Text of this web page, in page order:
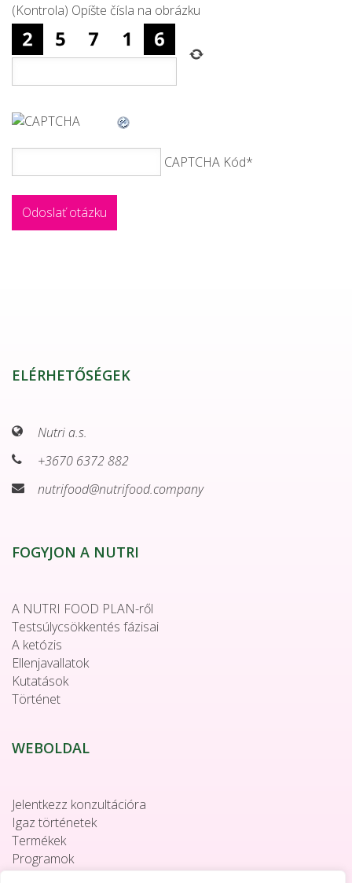
(Kontrola) Opíšte čísla na obrázku
CAPTCHA Kód*
ELÉRHETŐSÉGEK
Nutri a.s.
+3670 6372 882
nutrifood@nutrifood.company
FOGYJON A NUTRI
A NUTRI FOOD PLAN-ről
Testsúlycsökkentés fázisai
A ketózis
Ellenjavallatok
Kutatások
Történet
WEBOLDAL
Jelentkezz konzultációra
Igaz történetek
Termékek
Programok